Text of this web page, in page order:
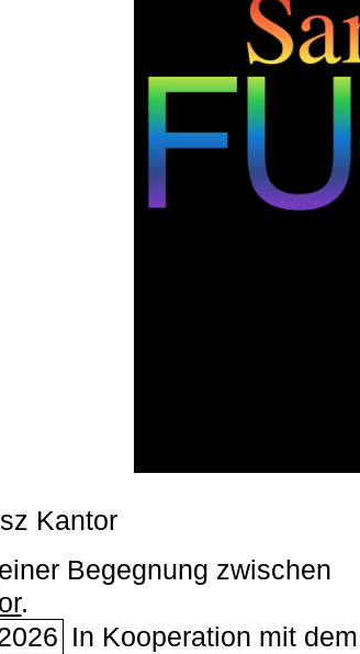
Kantor
Begegnung zwischen
.
In Kooperation mit dem